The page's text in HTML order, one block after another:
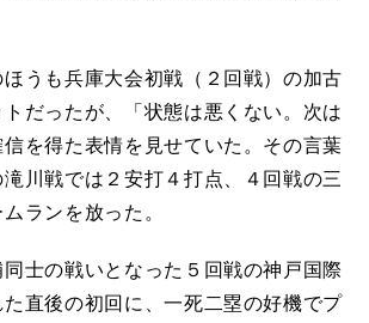
うも兵庫大会初戦（２回戦）の加古
だったが、「状態は悪くない。次は
を得た表情を見せていた。その言葉
川戦では２安打４打点、４回戦の三
ランを放った。
士の戦いとなった５回戦の神戸国際
直後の初回に、一死二塁の好機でプ